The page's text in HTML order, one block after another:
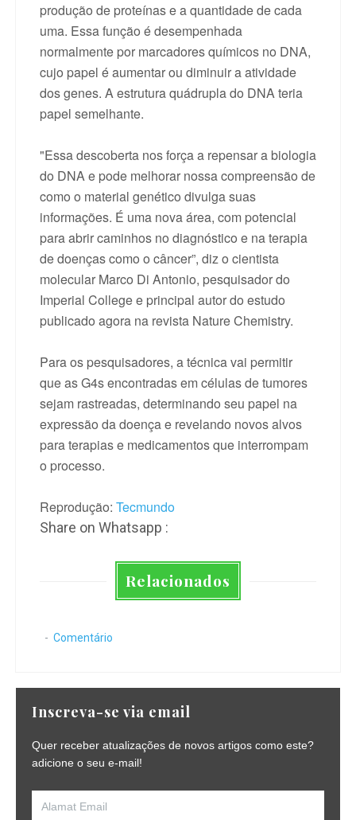
produção de proteínas e a quantidade de cada
uma. Essa função é desempenhada
normalmente por marcadores químicos no DNA,
cujo papel é aumentar ou diminuir a atividade
dos genes. A estrutura quádrupla do DNA teria
papel semelhante.
"Essa descoberta nos força a repensar a biologia
do DNA e pode melhorar nossa compreensão de
como o material genético divulga suas
informações. É uma nova área, com potencial
para abrir caminhos no diagnóstico e na terapia
de doenças como o câncer”, diz o cientista
molecular Marco Di Antonio, pesquisador do
Imperial College e principal autor do estudo
publicado agora na revista Nature Chemistry.
Para os pesquisadores, a técnica vai permitir
que as G4s encontradas em células de tumores
sejam rastreadas, determinando seu papel na
expressão da doença e revelando novos alvos
para terapias e medicamentos que interrompam
o processo.
Reprodução: Tecmundo
Share on Whatsapp :
Relacionados
Comentário
Inscreva-se via email
Quer receber atualizações de novos artigos como este?
adicione o seu e-mail!